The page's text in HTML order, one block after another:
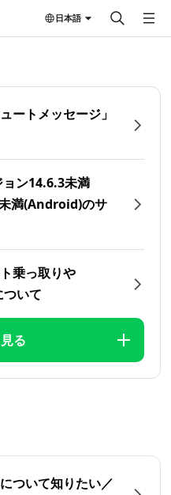
日本語
ートメッセージ」
ョン14.6.3未満
満(Android)のサ
乗っ取りや
いて
る
ついて知りたい／